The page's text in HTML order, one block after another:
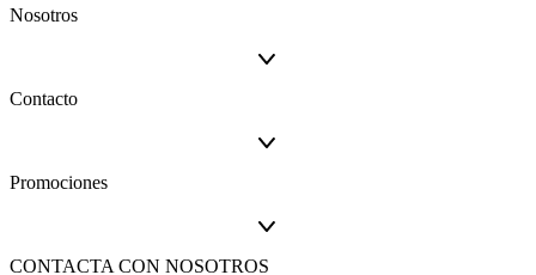
Nosotros
Contacto
Promociones
CONTACTA CON NOSOTROS